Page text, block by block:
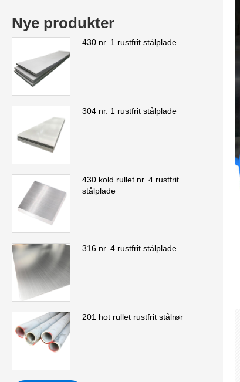
Nye produkter
430 nr. 1 rustfrit stålplade
304 nr. 1 rustfrit stålplade
430 kold rullet nr. 4 rustfrit
stålplade
316 nr. 4 rustfrit stålplade
201 hot rullet rustfrit stålrør